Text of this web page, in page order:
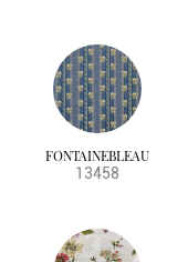
FONTAINEBLEAU
13458